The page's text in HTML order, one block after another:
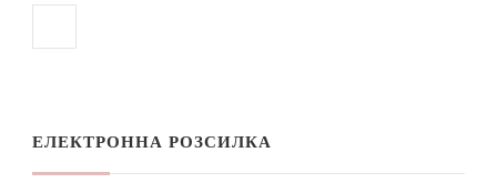
ЕЛЕКТРОННА РОЗСИЛКА